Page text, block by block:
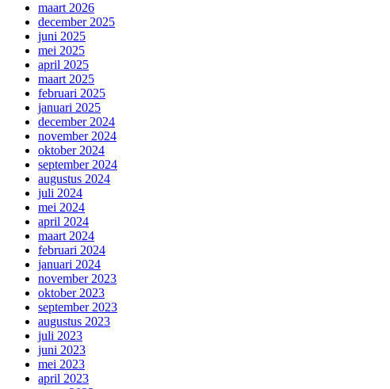
maart 2026
december 2025
juni 2025
mei 2025
april 2025
maart 2025
februari 2025
januari 2025
december 2024
november 2024
oktober 2024
september 2024
augustus 2024
juli 2024
mei 2024
april 2024
maart 2024
februari 2024
januari 2024
november 2023
oktober 2023
september 2023
augustus 2023
juli 2023
juni 2023
mei 2023
april 2023